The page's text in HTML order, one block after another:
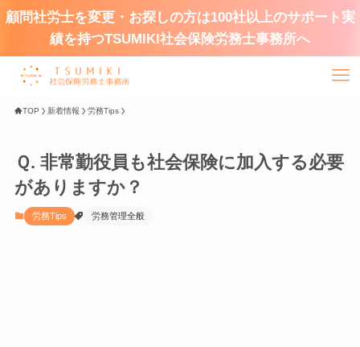
顧問社労士を変更・お探しの方は100社以上のサポート実
績を持つTSUMIKI社会保険労務士事務所へ
TOP 新着情報 労務Tips
Ｑ. 非常勤役員も社会保険に加入する必要
がありますか？
労務Tips 労務管理全般